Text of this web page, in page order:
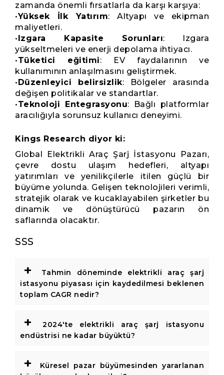
zamanda önemli fırsatlarla da karşı karşıya:
•Yüksek İlk Yatırım: Altyapı ve ekipman
maliyetleri.
•Izgara Kapasite Sorunları: Izgara
yükseltmeleri ve enerji depolama ihtiyacı.
•Tüketici eğitimi: EV faydalarının ve
kullanımının anlaşılmasını geliştirmek.
•Düzenleyici belirsizlik: Bölgeler arasında
değişen politikalar ve standartlar.
•Teknoloji Entegrasyonu: Bağlı platformlar
aracılığıyla sorunsuz kullanıcı deneyimi.
Kings Research diyor ki:
Global Elektrikli Araç Şarj İstasyonu Pazarı,
çevre dostu ulaşım hedefleri, altyapı
yatırımları ve yenilikçilerle itilen güçlü bir
büyüme yolunda. Gelişen teknolojileri verimli,
stratejik olarak ve kucaklayabilen şirketler bu
dinamik ve dönüştürücü pazarın ön
saflarında olacaktır.
SSS
+
Tahmin döneminde elektrikli araç şarj
istasyonu piyasası için kaydedilmesi beklenen
toplam CAGR nedir?
+
2024'te elektrikli araç şarj istasyonu
endüstrisi ne kadar büyüktü?
+
Küresel pazar büyümesinden yararlanan